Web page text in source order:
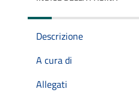
Descrizione
A cura di
Allegati